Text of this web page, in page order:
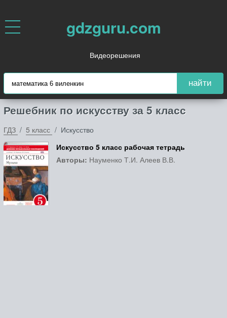
gdzguru.com
Видеорешения
найти
Решебник по искусству за 5 класс
ГДЗ 5 класс
Искусство
Искусство 5 класс рабочая тетрадь
Авторы: Науменко Т.И. Алеев В.В.